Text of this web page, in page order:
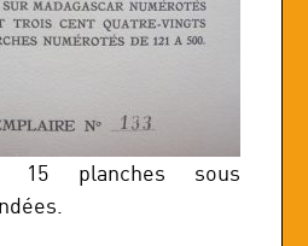
15 planches sous